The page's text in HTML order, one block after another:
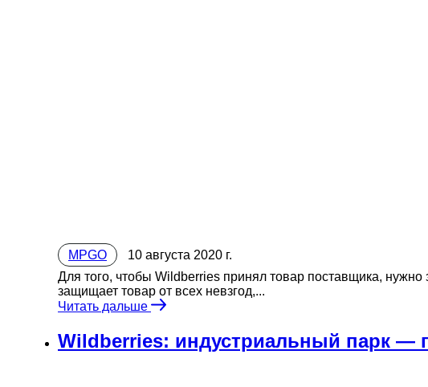
MPGO
10 августа 2020 г.
Для того, чтобы Wildberries принял товар поставщика, нужно
защищает товар от всех невзгод,...
Читать дальше
Wildberries: индустриальный парк —